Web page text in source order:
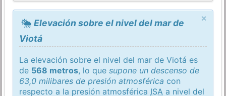
×
Elevación sobre el nivel del mar de
Viotá
La elevación sobre el nivel del mar de Viotá es
de 568 metros, lo quesupone un descenso de
63,0 milibares de presión atmosférica con
respecto a la presión atmosférica ISA a nivel del